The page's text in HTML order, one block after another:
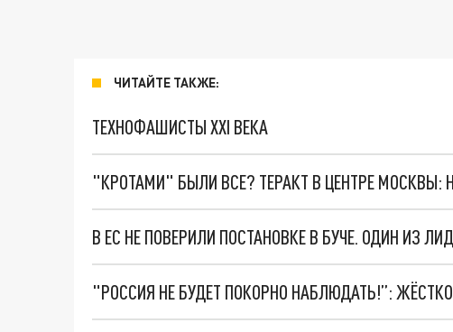
ЧИТАЙТЕ ТАКЖЕ:
ТЕХНОФАШИСТЫ XXI ВЕКА
"КРОТАМИ" БЫЛИ ВСЕ? ТЕРАКТ В ЦЕНТРЕ